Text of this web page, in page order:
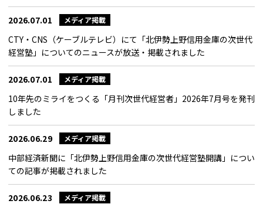
2026.07.01 メディア掲載
CTY・CNS（ケーブルテレビ）にて「北伊勢上野信用金庫の次世代
経営塾」についてのニュースが放送・掲載されました
2026.07.01 メディア掲載
10年先のミライをつくる「月刊次世代経営者」2026年7月号を発刊
しました
2026.06.29 メディア掲載
中部経済新聞に「北伊勢上野信用金庫の次世代経営塾開講」につい
ての記事が掲載されました
2026.06.23 メディア掲載